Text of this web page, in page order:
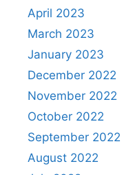
April 2023
March 2023
January 2023
December 2022
November 2022
October 2022
September 2022
August 2022